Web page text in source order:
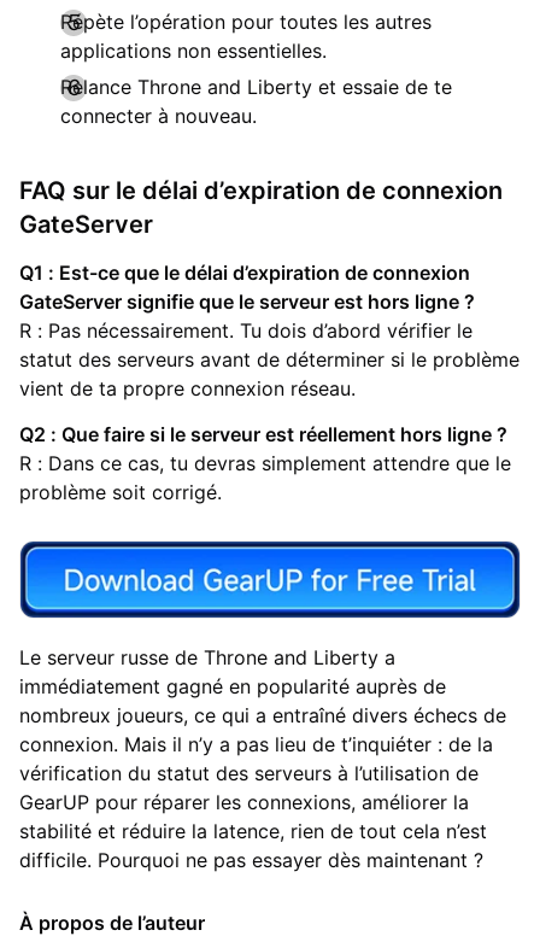
Répète l’opération pour toutes les autres
applications non essentielles.
Relance Throne and Liberty et essaie de te
connecter à nouveau.
FAQ sur le délai d’expiration de connexion
GateServer
Q1 : Est-ce que le délai d’expiration de connexion
GateServer signifie que le serveur est hors ligne ?
R : Pas nécessairement. Tu dois d’abord vérifier le
statut des serveurs avant de déterminer si le problème
vient de ta propre connexion réseau.
Q2 : Que faire si le serveur est réellement hors ligne ?
R : Dans ce cas, tu devras simplement attendre que le
problème soit corrigé.
Le serveur russe de Throne and Liberty a
immédiatement gagné en popularité auprès de
nombreux joueurs, ce qui a entraîné divers échecs de
connexion. Mais il n’y a pas lieu de t’inquiéter : de la
vérification du statut des serveurs à l’utilisation de
GearUP pour réparer les connexions, améliorer la
stabilité et réduire la latence, rien de tout cela n’est
difficile. Pourquoi ne pas essayer dès maintenant ?
À propos de l’auteur